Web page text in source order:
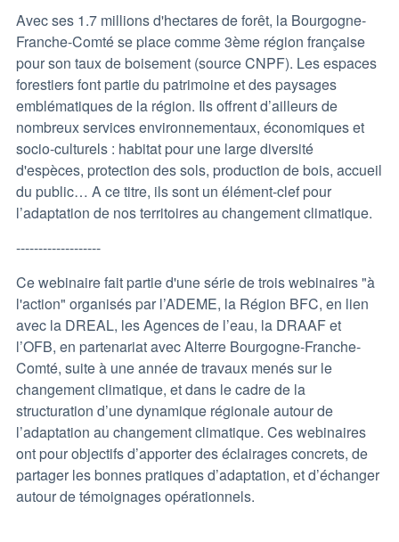
Avec ses 1.7 millions d'hectares de forêt, la Bourgogne-
Franche-Comté se place comme 3ème région française
pour son taux de boisement (source CNPF). Les espaces
forestiers font partie du patrimoine et des paysages
emblématiques de la région. Ils offrent d’ailleurs de
nombreux services environnementaux, économiques et
socio-culturels : habitat pour une large diversité
d'espèces, protection des sols, production de bois, accueil
du public… A ce titre, ils sont un élément-clef pour
l’adaptation de nos territoires au changement climatique.
-------------------
Ce webinaire fait partie d'une série de trois webinaires "à
l'action" organisés par l’ADEME, la Région BFC, en lien
avec la DREAL, les Agences de l’eau, la DRAAF et
l’OFB, en partenariat avec Alterre Bourgogne-Franche-
Comté, suite à une année de travaux menés sur le
changement climatique, et dans le cadre de la
structuration d’une dynamique régionale autour de
l’adaptation au changement climatique. Ces webinaires
ont pour objectifs d’apporter des éclairages concrets, de
partager les bonnes pratiques d’adaptation, et d’échanger
autour de témoignages opérationnels.